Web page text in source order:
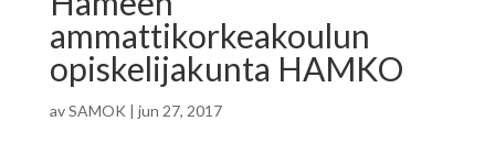
ammattikorkeakoulun
opiskelijakunta HAMKO
avSAMOK | jun 27, 2017